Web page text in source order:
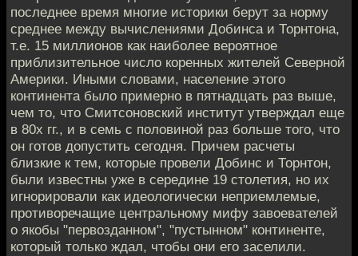
последнее время многие историки берут за норму
среднее между вычислениями Добинса и Торнтона,
т.е. 15 миллионов как наиболее вероятное
приблизительное число коренных жителей Северной
Америки. Иными словами, население этого
континента было примерно в пятнадцать раз выше,
чем то, что Смитсоновский институт утверждал еще
в 80х гг., и в семь с половиной раз больше того, что
он готов допустить сегодня. Причем расчеты
близкие к тем, которые провели Добинс и Торнтон,
были известны уже в середине 19 столетия, но их
игнорировали как идеологически неприемлемые,
противоречащие центральному мифу завоевателей
о якобы "первозданном", "пустынном" континенте,
который только ждал, чтобы они его заселили.